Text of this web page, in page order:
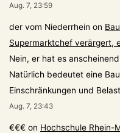
Aug. 7, 23:59
der vom Niederrhein on
Supermarktchef verärgert,
Nein, er hat es
Natürlich bedeutet eine
Einschränkungen und
Aug. 7, 23:43
€€€ on Hochschule Rhein-